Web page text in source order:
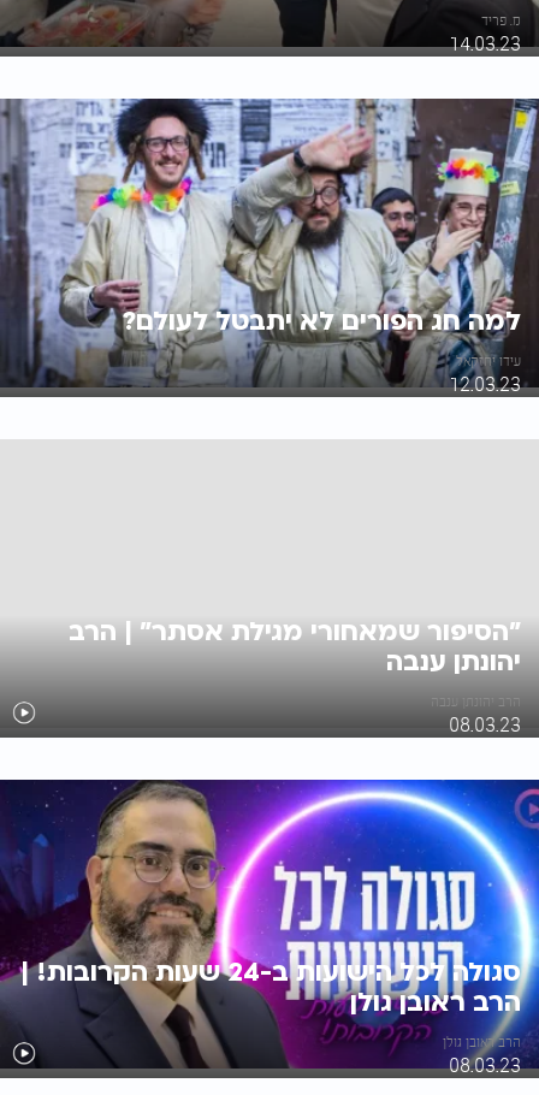
מ. פריד
14.03.23
למה חג הפורים לא יתבטל לעולם?
עידו יחזקאל
12.03.23
"הסיפור שמאחורי מגילת אסתר" | הרב
יהונתן ענבה
הרב יהונתן ענבה
08.03.23
סגולה לכל הישועות ב-24 שעות הקרובות! |
הרב ראובן גולן
הרב ראובן גולן
08.03.23